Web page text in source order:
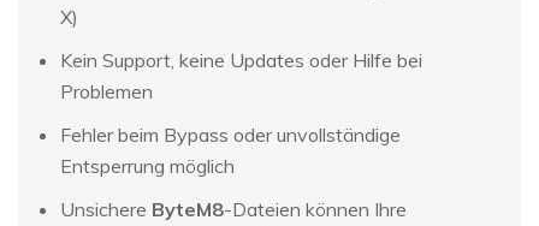
X)
Kein Support, keine Updates oder Hilfe bei
Problemen
Fehler beim Bypass oder unvollständige
Entsperrung möglich
Unsichere ByteM8-Dateien können Ihre